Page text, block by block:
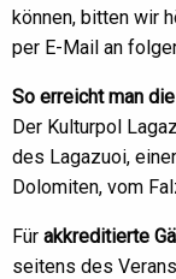
können, bitten wir
per E-Mail an
So erreicht man
Der Kulturpol
des Lagazuoi,
Dolomiten, vom
Für akkreditierte
seitens des